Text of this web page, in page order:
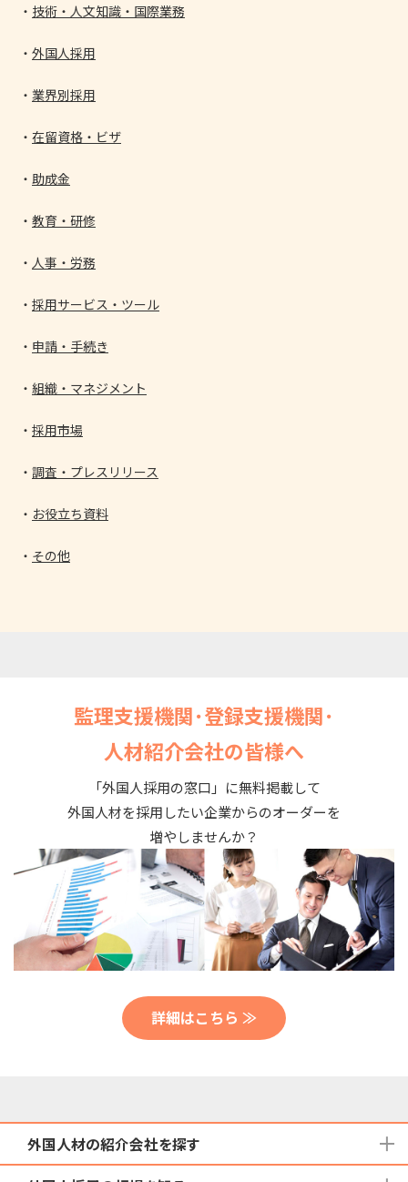
技術・人文知識・国際業務
外国人採用
業界別採用
在留資格・ビザ
助成金
教育・研修
人事・労務
採用サービス・ツール
申請・手続き
組織・マネジメント
採用市場
調査・プレスリリース
お役立ち資料
その他
監理支援機関･登録支援機関･
人材紹介会社の皆様へ
「外国人採用の窓口」に無料掲載して
外国人材を採用したい企業からのオーダーを
増やしませんか？
詳細はこちら ≫
外国人材の紹介会社を探す